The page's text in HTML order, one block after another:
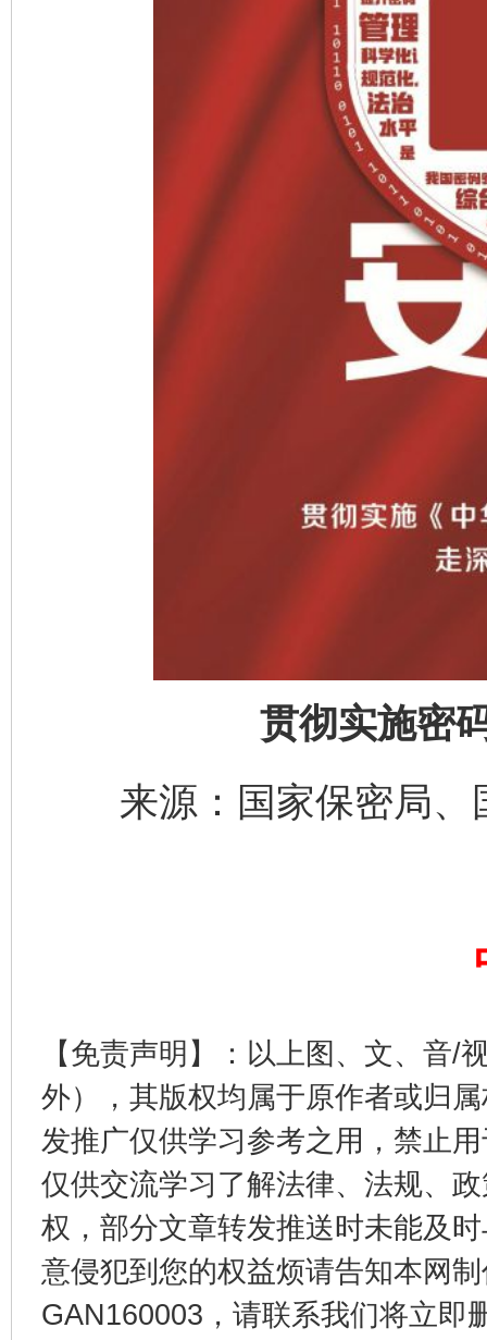
贯彻实施密
来源：国家保密局、
【免责声明】：以上图、文、音/
外），其版权均属于原作者或归
发推广仅供学习参考之用，禁止
仅供交流学习了解法律、法规、
权，部分文章转发推送时未能及
意侵犯到您的权益烦请告知本网
GAN160003，请联系我们将立即
千年窑火 生生不息 一